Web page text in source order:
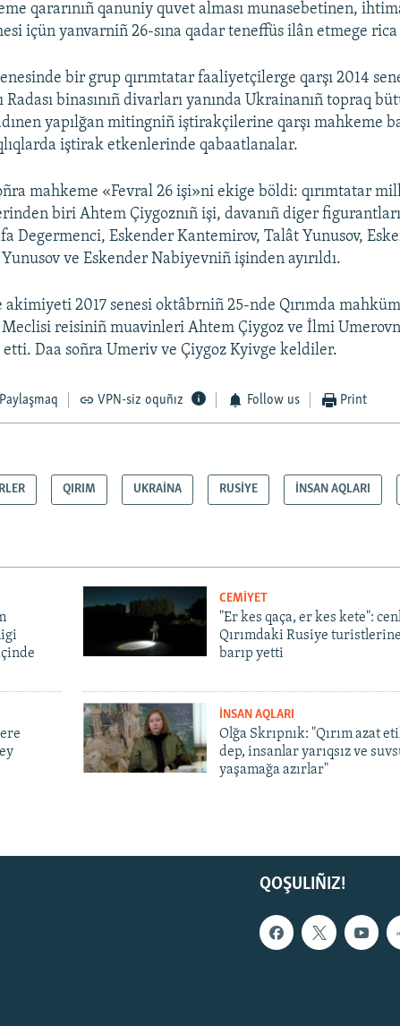
qararınıñ qanuniy quvet alması munasebetinen,
içün yanvarniñ 26-sına qadar teneffüs ilân etmege
bir grup qırımtatar faaliyetçilerge qarşı 2014
Radası binasınıñ divarları yanında Ukrainanıñ topraq
yapılğan mitingniñ iştirakçilerine qarşı mahkeme
iştirak etkenlerinde qabaatlanalar.
mahkeme «Fevral 26 işi»ni ekige böldi: qırımtatar
biri Ahtem Çiygoznıñ işi, davanıñ diger
Degermenci, Eskender Kantemirov, Talât Yunusov,
ve Eskender Nabiyevniñ işinden ayırıldı.
akimiyeti 2017 senesi oktâbrniñ 25-nde Qırımda
reisiniñ muavinleri Ahtem Çiygoz ve İlmi
Daa soñra Umeriv ve Çiygoz Kyivge keldiler.
Paylaşmaq VPN-siz oquñız Follow us Print
QIRIM UKRAİNA RUSİYE İNSAN AQLARI
CEMİYET
"Er kes qaça, er kes kete":
Qırımdaki Rusiye
barıp yetti
İNSAN AQLARI
Olğa Skrıpnık: "Qırım azat
dep, insanlar yarıqsız ve
yaşamağa azırlar"
QOŞULIÑIZ!